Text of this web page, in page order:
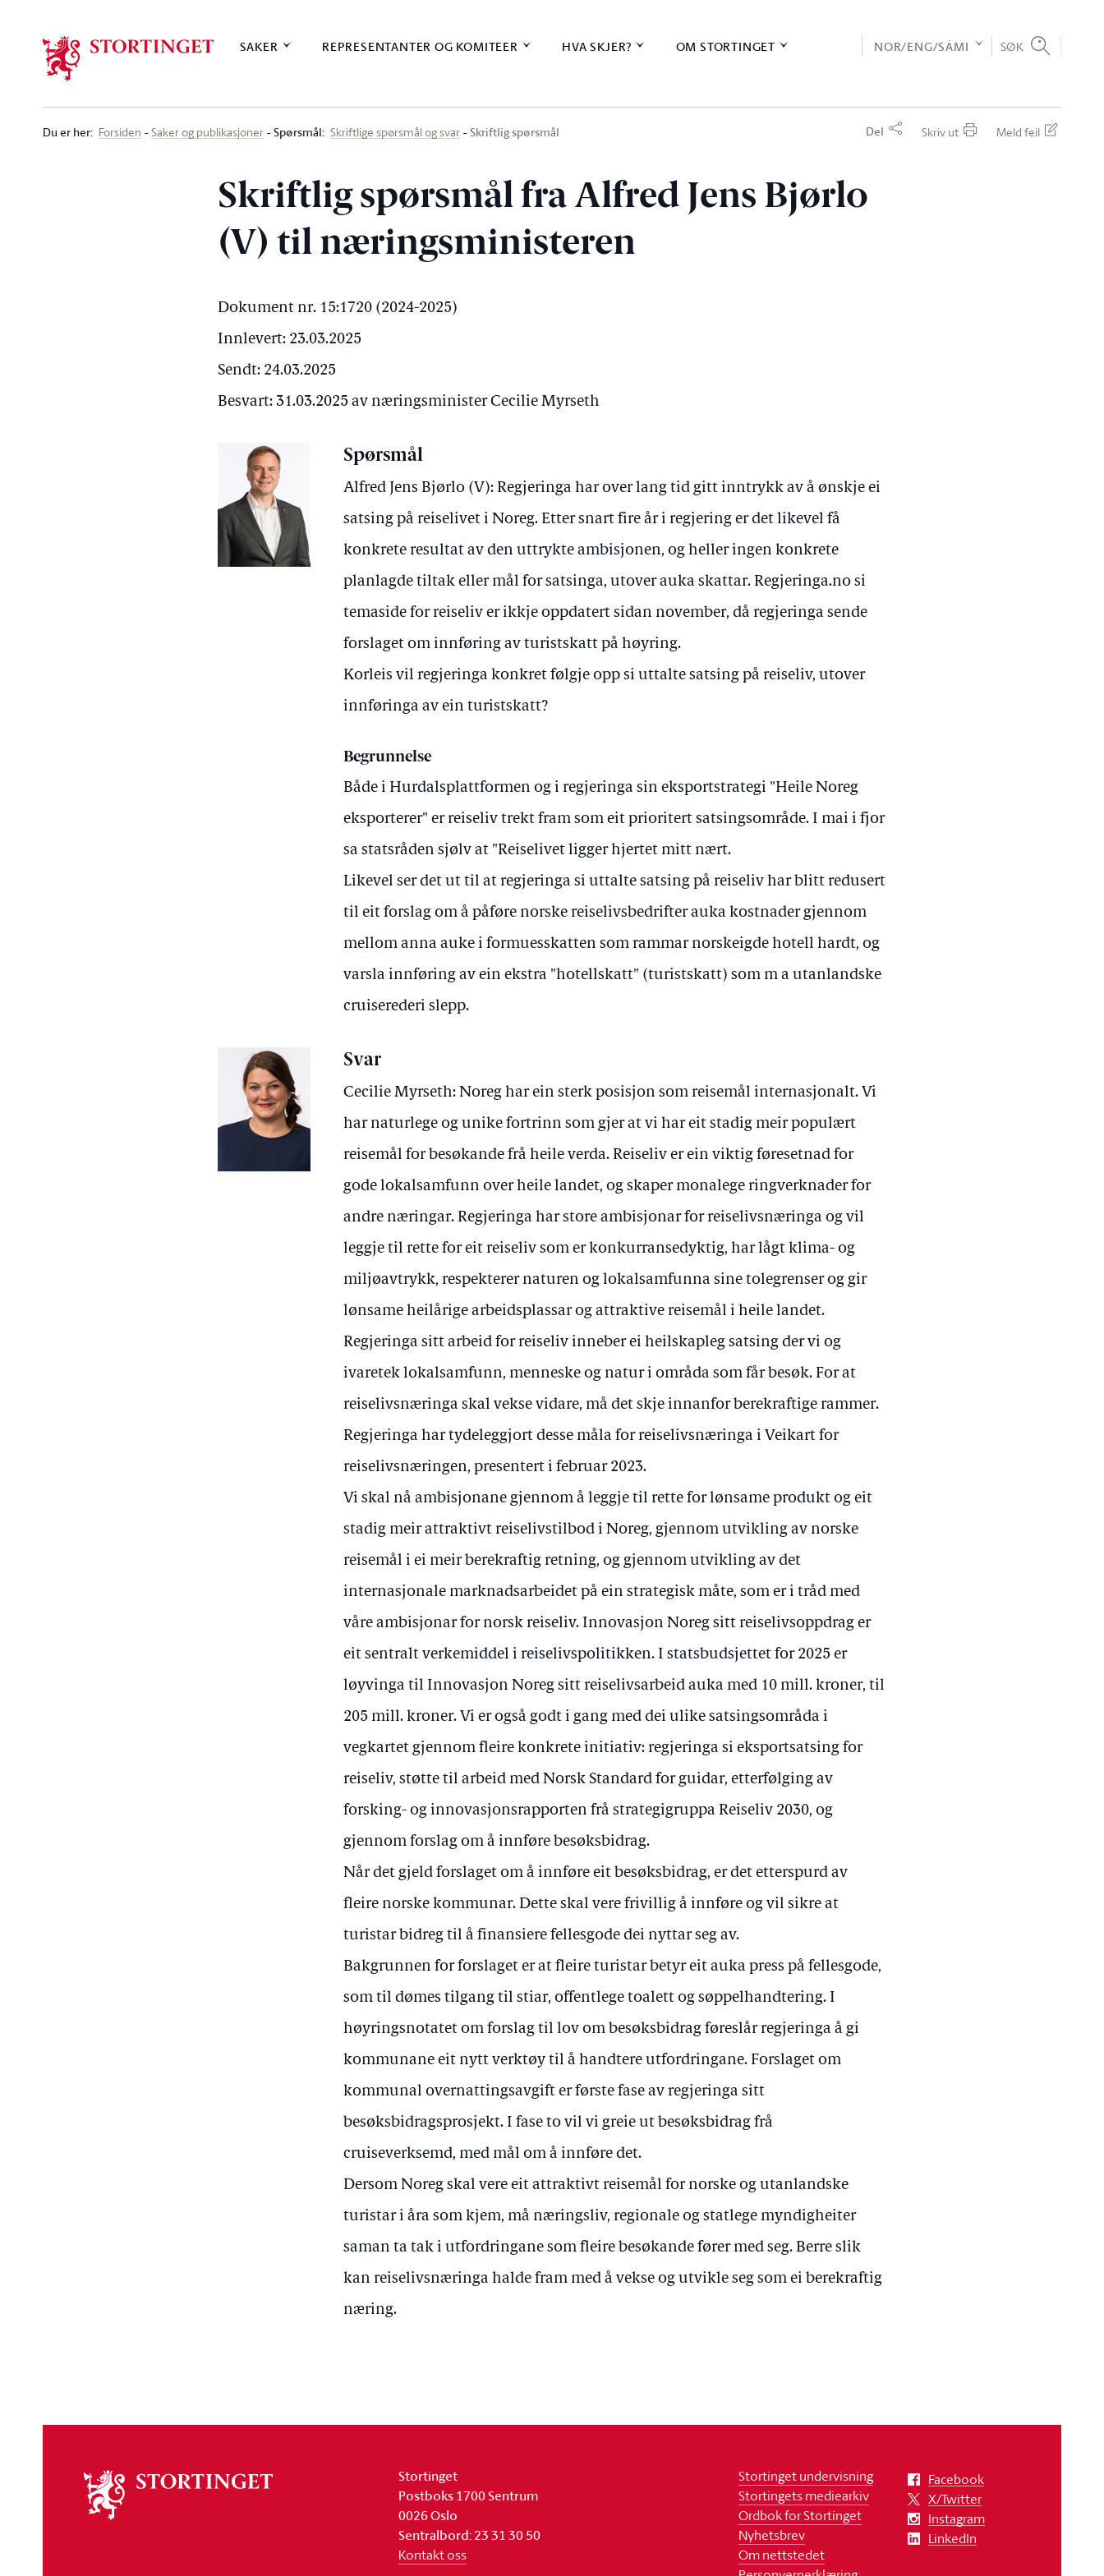
SAKER REPRESENTANTER OG KOMITEER HVA SKJER? OM STORTINGET NOR/ENG/SÁMI SØK
Du er her: Forsiden Saker og publikasjoner Spørsmål: Skriftlige spørsmål og svar Skriftlig spørsmål Del Skriv ut Meld feil
Skriftlig spørsmål fra Alfred Jens Bjørlo
(V) til næringsministeren
Dokument nr. 15:1720 (2024-2025)
Innlevert: 23.03.2025
Sendt: 24.03.2025
Besvart: 31.03.2025 av næringsminister Cecilie Myrseth
Spørsmål
Alfred Jens Bjørlo (V): Regjeringa har over lang tid gitt inntrykk av å ønskje ei
satsing på reiselivet i Noreg. Etter snart fire år i regjering er det likevel få
konkrete resultat av den uttrykte ambisjonen, og heller ingen konkrete
planlagde tiltak eller mål for satsinga, utover auka skattar. Regjeringa.no si
temaside for reiseliv er ikkje oppdatert sidan november, då regjeringa sende
forslaget om innføring av turistskatt på høyring.
Korleis vil regjeringa konkret følgje opp si uttalte satsing på reiseliv, utover
innføringa av ein turistskatt?
Begrunnelse
Både i Hurdalsplattformen og i regjeringa sin eksportstrategi "Heile Noreg
eksporterer" er reiseliv trekt fram som eit prioritert satsingsområde. I mai i fjor
sa statsråden sjølv at "Reiselivet ligger hjertet mitt nært.
Likevel ser det ut til at regjeringa si uttalte satsing på reiseliv har blitt redusert
til eit forslag om å påføre norske reiselivsbedrifter auka kostnader gjennom
mellom anna auke i formuesskatten som rammar norskeigde hotell hardt, og
varsla innføring av ein ekstra "hotellskatt" (turistskatt) som m a utanlandske
cruiserederi slepp.
Svar
Cecilie Myrseth: Noreg har ein sterk posisjon som reisemål internasjonalt. Vi
har naturlege og unike fortrinn som gjer at vi har eit stadig meir populært
reisemål for besøkande frå heile verda. Reiseliv er ein viktig føresetnad for
gode lokalsamfunn over heile landet, og skaper monalege ringverknader for
andre næringar. Regjeringa har store ambisjonar for reiselivsnæringa og vil
leggje til rette for eit reiseliv som er konkurransedyktig, har lågt klima- og
miljøavtrykk, respekterer naturen og lokalsamfunna sine tolegrenser og gir
lønsame heilårige arbeidsplassar og attraktive reisemål i heile landet.
Regjeringa sitt arbeid for reiseliv inneber ei heilskapleg satsing der vi og
ivaretek lokalsamfunn, menneske og natur i områda som får besøk. For at
reiselivsnæringa skal vekse vidare, må det skje innanfor berekraftige rammer.
Regjeringa har tydeleggjort desse måla for reiselivsnæringa i Veikart for
reiselivsnæringen, presentert i februar 2023.
Vi skal nå ambisjonane gjennom å leggje til rette for lønsame produkt og eit
stadig meir attraktivt reiselivstilbod i Noreg, gjennom utvikling av norske
reisemål i ei meir berekraftig retning, og gjennom utvikling av det
internasjonale marknadsarbeidet på ein strategisk måte, som er i tråd med
våre ambisjonar for norsk reiseliv. Innovasjon Noreg sitt reiselivsoppdrag er
eit sentralt verkemiddel i reiselivspolitikken. I statsbudsjettet for 2025 er
løyvinga til Innovasjon Noreg sitt reiselivsarbeid auka med 10 mill. kroner, til
205 mill. kroner. Vi er også godt i gang med dei ulike satsingsområda i
vegkartet gjennom fleire konkrete initiativ: regjeringa si eksportsatsing for
reiseliv, støtte til arbeid med Norsk Standard for guidar, etterfølging av
forsking- og innovasjonsrapporten frå strategigruppa Reiseliv 2030, og
gjennom forslag om å innføre besøksbidrag.
Når det gjeld forslaget om å innføre eit besøksbidrag, er det etterspurd av
fleire norske kommunar. Dette skal vere frivillig å innføre og vil sikre at
turistar bidreg til å finansiere fellesgode dei nyttar seg av.
Bakgrunnen for forslaget er at fleire turistar betyr eit auka press på fellesgode,
som til dømes tilgang til stiar, offentlege toalett og søppelhandtering. I
høyringsnotatet om forslag til lov om besøksbidrag føreslår regjeringa å gi
kommunane eit nytt verktøy til å handtere utfordringane. Forslaget om
kommunal overnattingsavgift er første fase av regjeringa sitt
besøksbidragsprosjekt. I fase to vil vi greie ut besøksbidrag frå
cruiseverksemd, med mål om å innføre det.
Dersom Noreg skal vere eit attraktivt reisemål for norske og utanlandske
turistar i åra som kjem, må næringsliv, regionale og statlege myndigheiter
saman ta tak i utfordringane som fleire besøkande fører med seg. Berre slik
kan reiselivsnæringa halde fram med å vekse og utvikle seg som ei berekraftig
næring.
stortinget
Stortinget
Postboks 1700 Sentrum
0026 Oslo
Sentralbord: 23 31 30 50
Kontakt oss
Stortinget undervisning
Stortingets mediearkiv
Ordbok for Stortinget
Nyhetsbrev
Om nettstedet
Facebook
X/Twitter
Instagram
LinkedIn